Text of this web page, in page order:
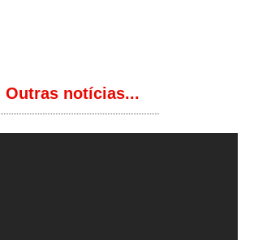
Outras notícias...